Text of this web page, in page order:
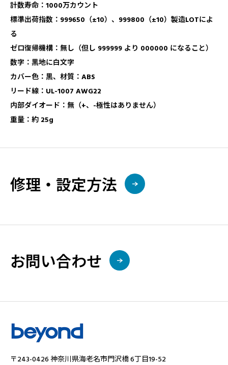
計数寿命：1000万カウント
標準出荷指数：999650（±10）、999800（±10）製造LOTによ
る
ゼロ復帰機構：無し（但し 999999 より 000000 になること）
数字：黒地に白文字
カバー色：黒、材質：ABS
リード線：UL-1007 AWG22
内部ダイオード：無（+、-極性はありません）
重量：約 25g
修理・設定方法
お問い合わせ
〒243-0426 神奈川県海⽼名市⾨沢橋 6丁目19-52